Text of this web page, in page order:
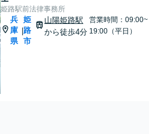
姫路駅前法律事務所
兵
庫
県
|
姫
路
市
山陽姫路駅
から徒歩4分
営業時間：09:00~
19:00（平日）